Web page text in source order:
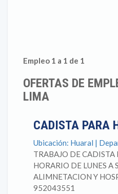
Empleo 1 a 1 de 1
OFERTAS DE
LIMA
CADISTA PARA
Ubicación: Huaral |
TRABAJO DE CADISTA
HORARIO DE LUNES A
ALIMNETACION Y
952043551